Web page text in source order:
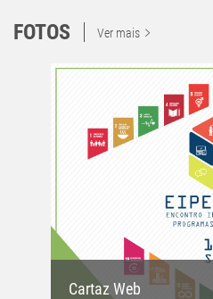
FOTOS Ver mais
Cartaz Web